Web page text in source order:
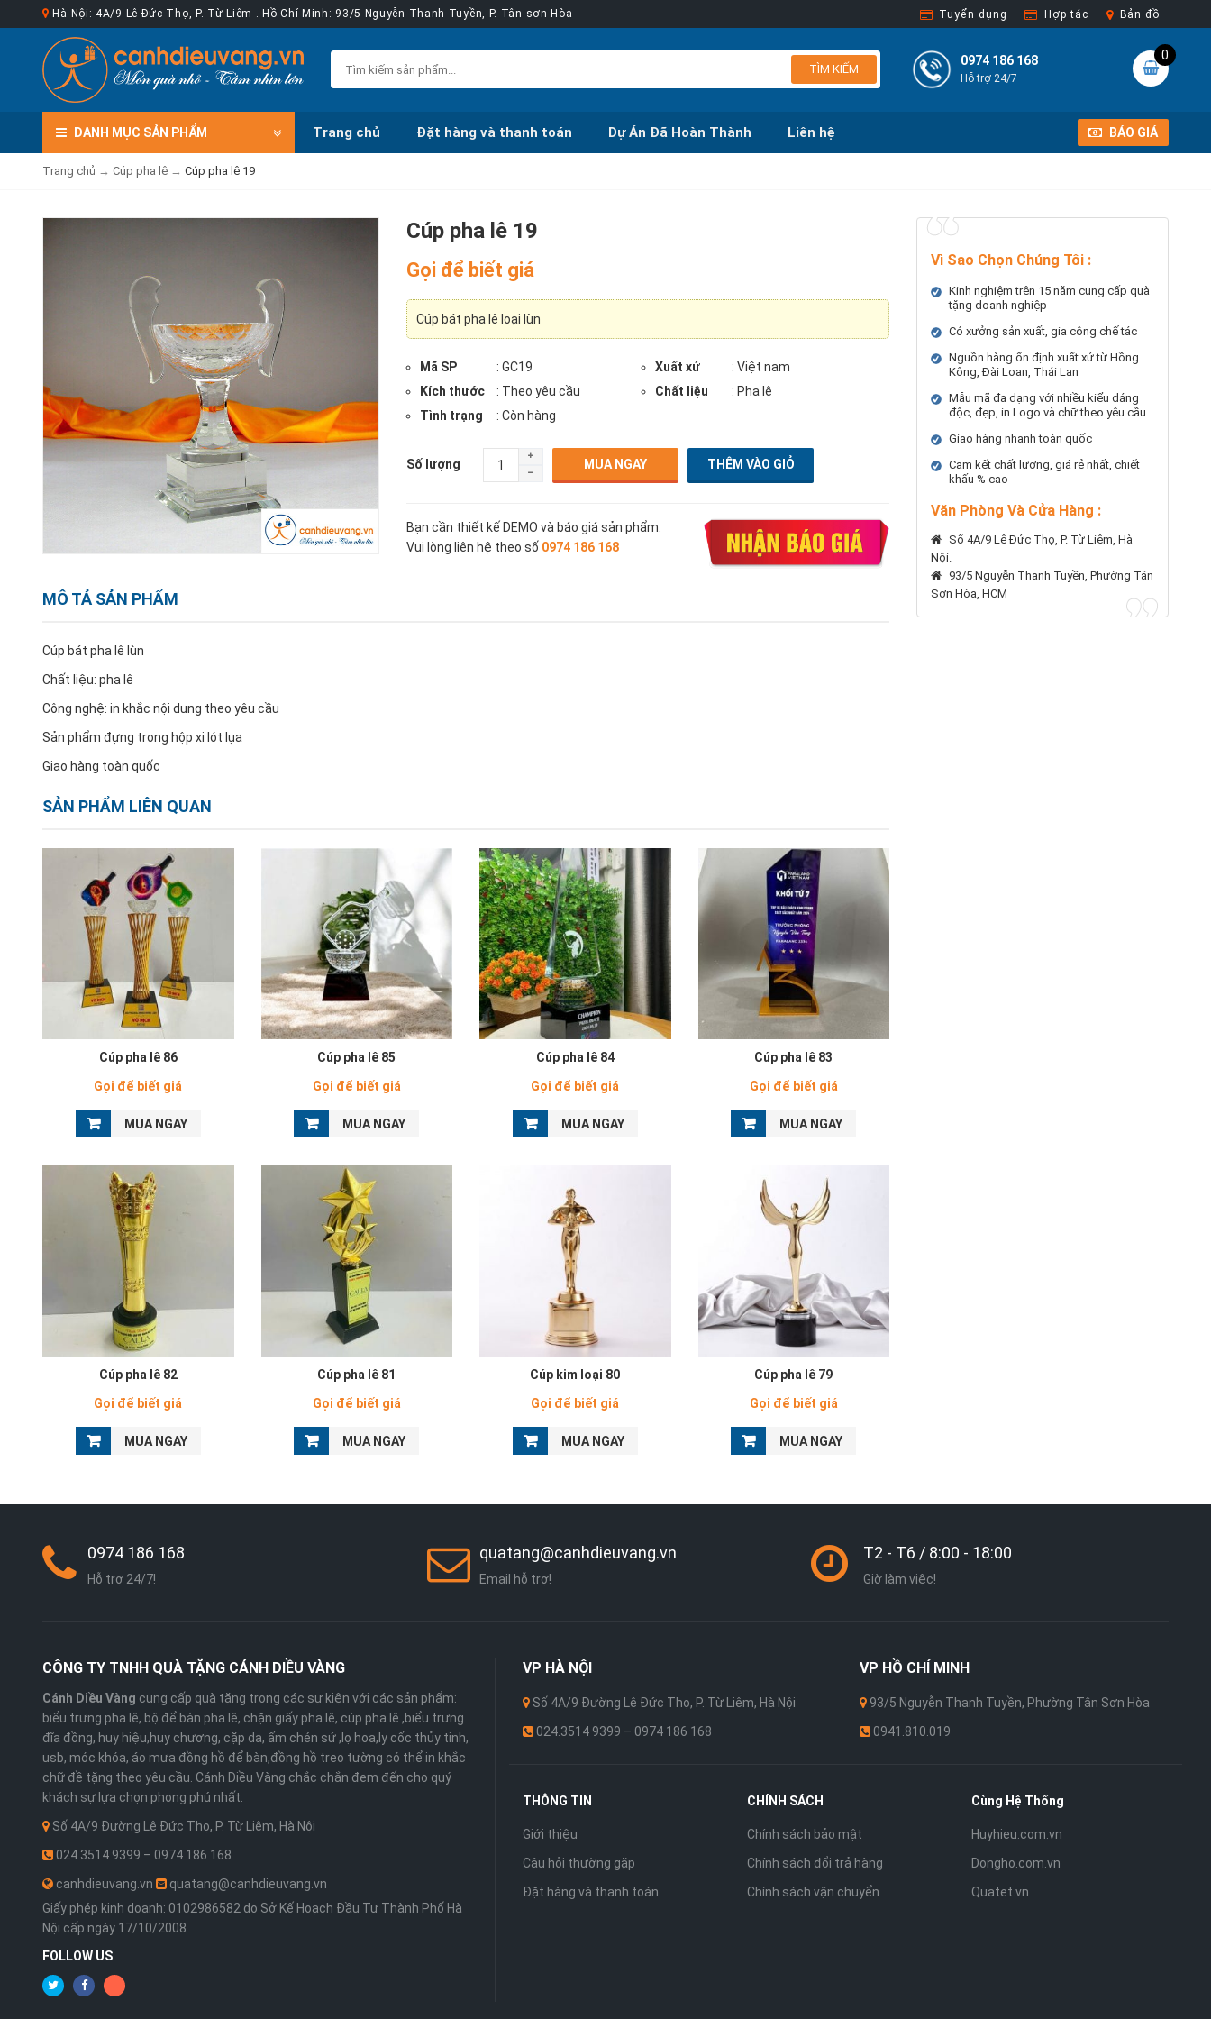
Hà Nội: 4A/9 Lê Đức Thọ, P. Từ Liêm . Hồ Chí Minh: 93/5 Nguyễn Thanh Tuyền, P. Tân sơn Hòa Tuyển dụng Hợp tác Bản đồ
TÌM KIẾM
0
0974 186 168
Hỗ trợ 24/7
DANH MỤC SẢN PHẨM Trang chủ Đặt hàng và thanh toán Dự Án Đã Hoàn Thành Liên hệ BÁO GIÁ
Trang chủ → Cúp pha lê → Cúp pha lê 19
Cúp pha lê 19
Gọi để biết giá
Cúp bát pha lê loại lùn
Mã SP : GC19 Xuất xứ
: Việt nam
Kích thước
: Theo yêu cầu Chất liệu
: Pha lê
Tình trạng
: Còn hàng
Số lượng MUA NGAY
Bạn cần thiết kế DEMO và báo giá sản phẩm.
Vui lòng liên hệ theo số 0974 186 168
MÔ TẢ SẢN PHẨM
Cúp bát pha lê lùn
Chất liệu: pha lê
Công nghệ: in khắc nội dung theo yêu cầu
Sản phẩm đựng trong hộp xi lót lụa
Giao hàng toàn quốc
SẢN PHẨM LIÊN QUAN
Cúp pha lê 86
Gọi để biết giá
MUA NGAY
Cúp pha lê 85
Gọi để biết giá
MUA NGAY
Cúp pha lê 84
Gọi để biết giá
MUA NGAY
Cúp pha lê 83
Gọi để biết giá
MUA NGAY
Cúp pha lê 82
Gọi để biết giá
MUA NGAY
Cúp pha lê 81
Gọi để biết giá
MUA NGAY
Cúp kim loại 80
Gọi để biết giá
MUA NGAY
Cúp pha lê 79
Gọi để biết giá
MUA NGAY
Vì Sao Chọn Chúng Tôi :
Kinh nghiệm trên 15 năm cung cấp quà
tặng doanh nghiệp
Có xưởng sản xuất, gia công chế tác
Nguồn hàng ổn định xuất xứ từ Hồng
Kông, Đài Loan, Thái Lan
Mẫu mã đa dạng với nhiều kiểu dáng
độc, đẹp, in Logo và chữ theo yêu cầu
Giao hàng nhanh toàn quốc
Cam kết chất lượng, giá rẻ nhất, chiết
khấu % cao
Văn Phòng Và Cửa Hàng :
Số 4A/9 Lê Đức Thọ, P. Từ Liêm, Hà
Nội.
93/5 Nguyễn Thanh Tuyền, Phường Tân
Sơn Hòa, HCM
0974 186 168
Hỗ trợ 24/7!
quatang@canhdieuvang.vn
Email hỗ trợ!
T2 - T6 / 8:00 - 18:00
Giờ làm việc!
CÔNG TY TNHH QUÀ TẶNG CÁNH DIỀU VÀNG
Cánh Diều Vàng cung cấp quà tặng trong các sự kiện với các sản phẩm:
biểu trưng pha lê, bộ để bàn pha lê, chặn giấy pha lê, cúp pha lê ,biểu trưng
đĩa đồng, huy hiệu,huy chương, cặp da, ấm chén sứ ,lọ hoa,ly cốc thủy tinh,
usb, móc khóa, áo mưa đồng hồ để bàn,đồng hồ treo tường có thể in khắc
chữ đề tặng theo yêu cầu. Cánh Diều Vàng chắc chắn đem đến cho quý
khách sự lựa chọn phong phú nhất.
Số 4A/9 Đường Lê Đức Thọ, P. Từ Liêm, Hà Nội
024.3514 9399 – 0974 186 168
canhdieuvang.vn
quatang@canhdieuvang.vn
Giấy phép kinh doanh: 0102986582 do Sở Kế Hoạch Đầu Tư Thành Phố Hà
Nội cấp ngày 17/10/2008
FOLLOW US
VP HÀ NỘI
Số 4A/9 Đường Lê Đức Thọ, P. Từ Liêm, Hà Nội
024.3514 9399 – 0974 186 168
VP HỒ CHÍ MINH
93/5 Nguyễn Thanh Tuyền, Phường Tân Sơn Hòa
0941.810.019
THÔNG TIN
Giới thiệu
Câu hỏi thường gặp
Đặt hàng và thanh toán
CHÍNH SÁCH
Chính sách bảo mật
Chính sách đổi trả hàng
Chính sách vận chuyển
Cùng Hệ Thống
Huyhieu.com.vn
Dongho.com.vn
Quatet.vn